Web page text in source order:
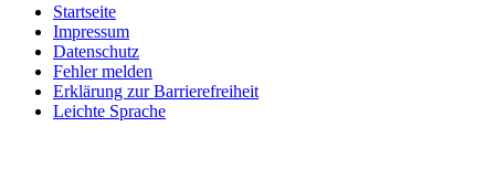
Startseite
Impressum
Datenschutz
Fehler melden
Erklärung zur Barrierefreiheit
Leichte Sprache